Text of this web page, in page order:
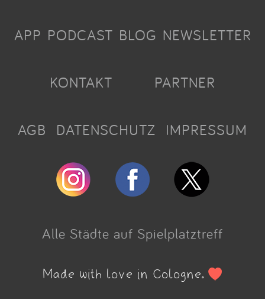
APP PODCAST BLOG NEWSLETTER
KONTAKT PARTNER
AGB DATENSCHUTZ IMPRESSUM
Alle Städte auf Spielplatztreff
Made with love in Cologne.